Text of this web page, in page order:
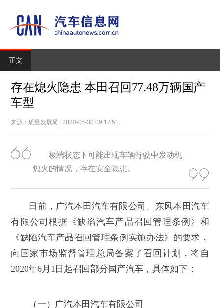
正文
存在熄火隐患 本田召回77.48万辆国产
车型
来源：质量发展局 | 2020-05-30 09:17:51
极端状态下可能出现车辆行驶中发动机
熄火的情况，存在安全隐患。
日前，广汽本田汽车有限公司、东风本田汽车
有限公司根据《缺陷汽车产品召回管理条例》和
《缺陷汽车产品召回管理条例实施办法》的要求，
向国家市场监督管理总局备案了召回计划，将自
2020年6月1日起召回部分国产汽车，具体如下：
（一）广汽本田汽车有限公司